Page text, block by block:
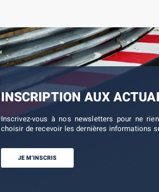
INSCRIPTION AUX
Inscrivez-vous à nos newsletters pour ne
choisir de recevoir les dernières informations
JE M’INSCRIS